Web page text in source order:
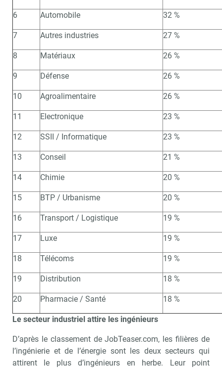
6 Automobile 32 %
7 Autres industries 27 %
8 Matériaux 26 %
9 Défense 26 %
10 Agroalimentaire 26 %
11 Electronique 23 %
12 SSII / Informatique 23 %
13 Conseil 21 %
14 Chimie 20 %
15 BTP / Urbanisme 20 %
16 Transport / Logistique 19 %
17 Luxe 19 %
18 Télécoms 19 %
19 Distribution 18 %
20 Pharmacie / Santé 18 %
Le secteur industriel attire les ingénieurs
D’après le classement de JobTeaser.com, les filières de
l’ingénierie et de l’énergie sont les deux secteurs qui
attirent le plus d’ingénieurs en herbe. Leur point